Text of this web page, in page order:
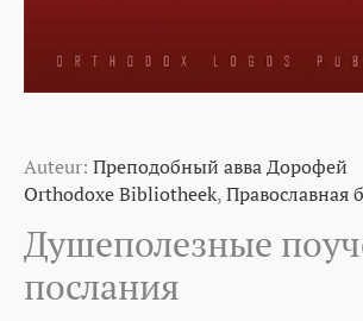
Auteur: Преподобный авва Дорофей
Orthodoxe Bibliotheek,Православная
Душеполезные
послания